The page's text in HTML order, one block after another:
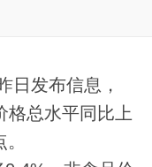
发布信息，
格总水平同比上